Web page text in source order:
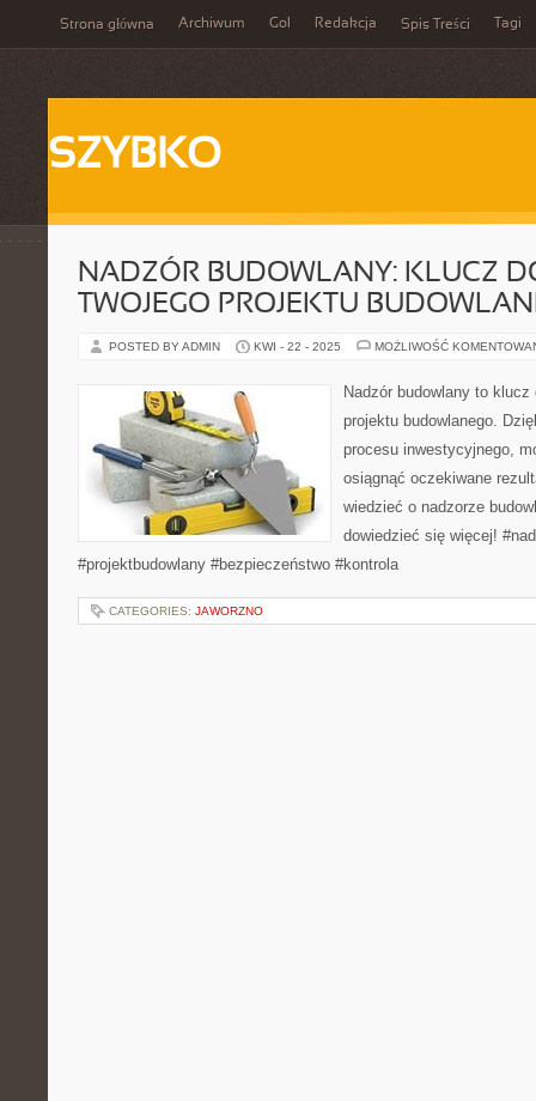
Strona główna Archiwum Gol Redakcja Spis Treści Tagi
SZYBKO
NADZÓR BUDOWLANY: KLUCZ
TWOJEGO PROJEKTU
POSTED BY ADMIN KWI - 22 - 2025 MOŻLIWOŚĆ
Nadzór budowlany to
projektu budowlanego.
procesu inwestycyjnego,
osiągnąć oczekiwane
wiedzieć o nadzorze
dowiedzieć się więcej!
#projektbudowlany #bezpieczeństwo #kontrola
CATEGORIES: JAWORZNO